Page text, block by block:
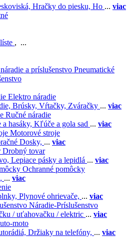
Hračky do piesku, Ho ... viac
, ...
Pneumatické
Elektro náradie
Brúsky, Vŕtačky, Zváračky ... viac
Ručné náradie
a hasáky, Kľúče a gola sad ... viac
Motorové stroje
Dosky, ... viac
Drobný tovar
Lepiace pásky a lepidlá ... viac
Ochranné pomôcky
... viac
Plynové ohrievače, ... viac
Náradie-Príslušenstvo
/ uťahovačku / elektric ... viac
moto
Držiaky na telefóny, ... viac